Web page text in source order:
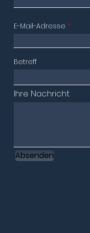
E-Mail-Adresse
Betreff
Ihre Nachricht
Absenden